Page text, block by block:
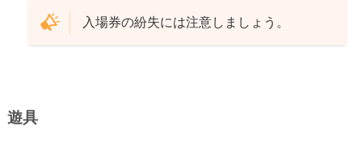
入場券の紛失には注意しましょう。
遊具